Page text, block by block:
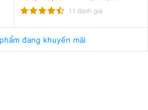
11 đánh giá
đang khuyến mãi